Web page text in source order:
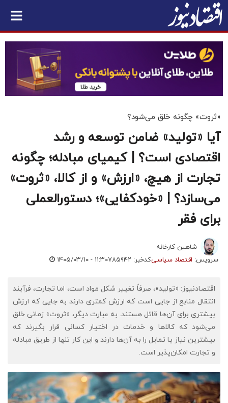
«ثروت» چگونه خلق می‌شود؟
آیا «تولید» ضامن توسعه و رشد
اقتصادی است؟ | کیمیای مبادله؛ چگونه
تجارت از هیچ، «ارزش» و از کالا، «ثروت»
می‌سازد؟ | «خودکفایی»؛ دستورالعملی
برای فقر
شاهین کارخانه
سرویس: اقتصاد سیاسیکدخبر: ۷۸۵۹۴۲ ۱۴۰۵/۰۳/۱۰ - ۱۱:۳۰
اقتصادنیوز: «تولید»، صرفاً تغییر شکل مواد است، اما تجارت، فرآیند
انتقال منابع از جایی است که ارزش کمتری دارند به جایی که ارزش
بیشتری برای آن‌ها قائل هستند. به عبارت دیگر، «ثروت» زمانی خلق
می‌شود که کالاها و خدمات در اختیار کسانی قرار بگیرند که
بیشترین نیاز یا تمایل را به آن‌ها دارند و این کار تنها از طریق مبادله
و تجارت امکان‌پذیر است.